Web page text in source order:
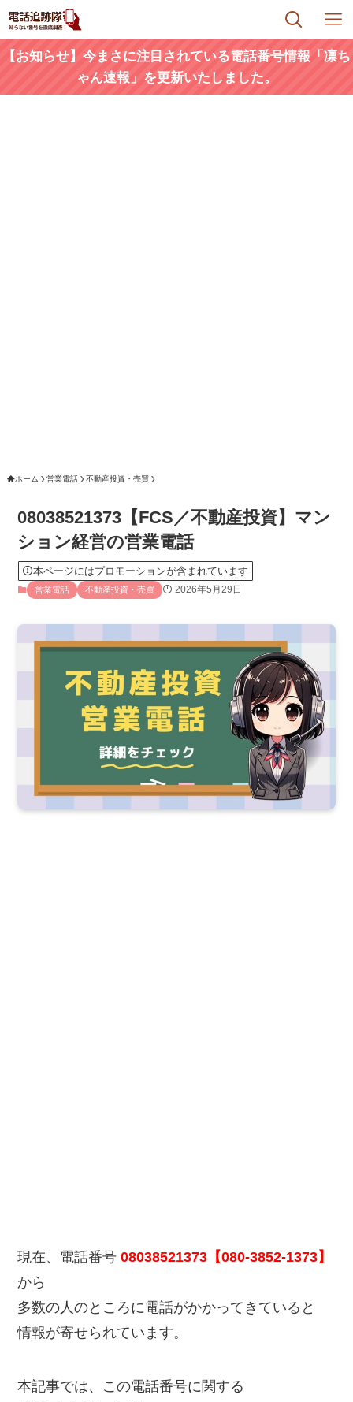
【お知らせ】今まさに注目されている電話番号情報「凛ち
ゃん速報」を更新いたしました。
ホーム 営業電話 不動産投資・売買
08038521373【FCS／不動産投資】マン
ション経営の営業電話
本ページにはプロモーションが含まれています
営業電話 不動産投資・売買 2026年5月29日
現在、電話番号08038521373【080-3852-1373】
から
多数の人のところに電話がかかってきていると
情報が寄せられています。
本記事では、この電話番号に関する